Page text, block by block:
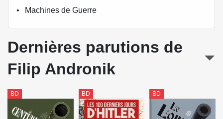
Machines de Guerre
Dernières parutions de
Filip Andronik
BD BD BD